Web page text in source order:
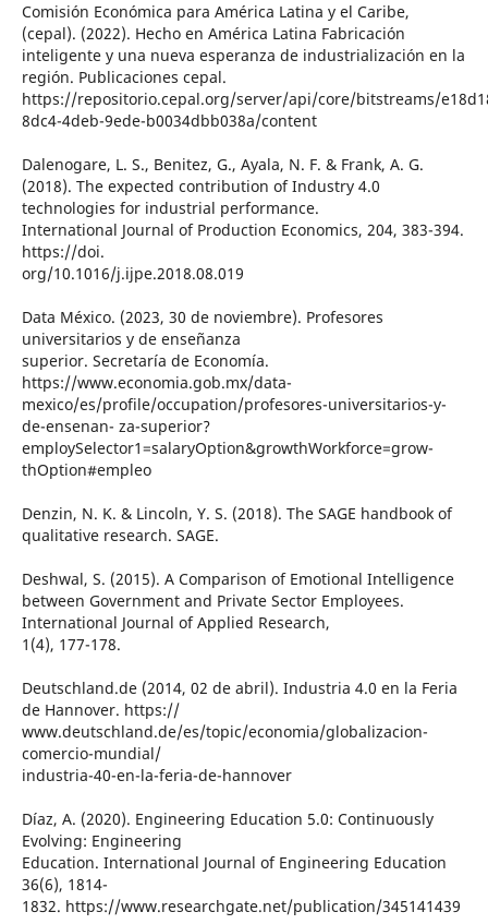
Comisión Económica para América Latina y el Caribe,
(cepal). (2022). Hecho en América Latina Fabricación
inteligente y una nueva esperanza de industrialización en la
región. Publicaciones cepal.
https://repositorio.cepal.org/server/api/core/bitstreams/
8dc4-4deb-9ede-b0034dbb038a/content
Dalenogare, L. S., Benitez, G., Ayala, N. F. & Frank, A. G.
(2018). The expected contribution of Industry 4.0
technologies for industrial performance.
International Journal of Production Economics, 204, 383-394.
https://doi.
org/10.1016/j.ijpe.2018.08.019
Data México. (2023, 30 de noviembre). Profesores
universitarios y de enseñanza
superior. Secretaría de Economía.
https://www.economia.gob.mx/data-
mexico/es/profile/occupation/profesores-universitarios-y-
de-ensenan- za-superior?
employSelector1=salaryOption&growthWorkforce=grow-
thOption#empleo
Denzin, N. K. & Lincoln, Y. S. (2018). The SAGE handbook of
qualitative research. SAGE.
Deshwal, S. (2015). A Comparison of Emotional Intelligence
between Government and Private Sector Employees.
International Journal of Applied Research,
1(4), 177-178.
Deutschland.de (2014, 02 de abril). Industria 4.0 en la Feria
de Hannover. https://
www.deutschland.de/es/topic/economia/globalizacion-
comercio-mundial/
industria-40-en-la-feria-de-hannover
Díaz, A. (2020). Engineering Education 5.0: Continuously
Evolving: Engineering
Education. International Journal of Engineering Education
36(6), 1814-
1832. https://www.researchgate.net/publication/345141439